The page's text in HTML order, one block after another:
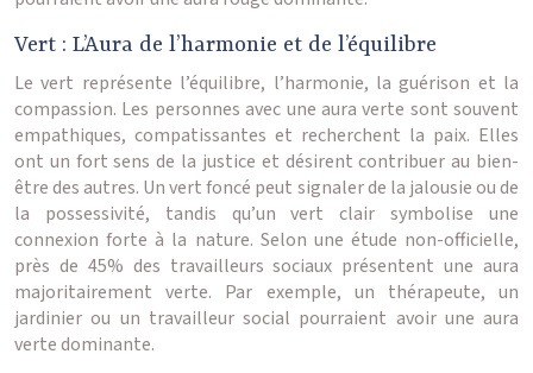
Vert : L’Aura de l’harmonie et de l’équilibre
Le vert représente l’équilibre, l’harmonie, la guérison et la
compassion. Les personnes avec une aura verte sont souvent
empathiques, compatissantes et recherchent la paix. Elles
ont un fort sens de la justice et désirent contribuer au bien-
être des autres. Un vert foncé peut signaler de la jalousie ou de
la possessivité, tandis qu’un vert clair symbolise une
connexion forte à la nature. Selon une étude non-officielle,
près de 45% des travailleurs sociaux présentent une aura
majoritairement verte. Par exemple, un thérapeute, un
jardinier ou un travailleur social pourraient avoir une aura
verte dominante.